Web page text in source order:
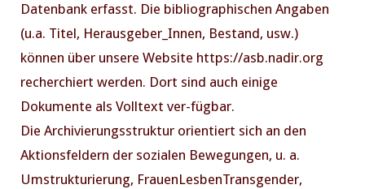
Datenbank erfasst. Die bibliographischen Angaben
(u.a. Titel, Herausgeber_Innen, Bestand, usw.)
können über unsere Website https://asb.nadir.org
recherchiert werden. Dort sind auch einige
Dokumente als Volltext ver-fügbar.
Die Archivierungsstruktur orientiert sich an den
Aktionsfeldern der sozialen Bewegungen, u. a.
Umstrukturierung, FrauenLesbenTransgender,